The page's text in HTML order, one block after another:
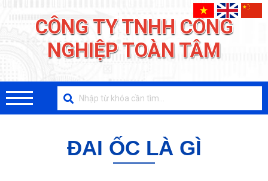
CÔNG TY TNHH CÔNG
NGHIỆP TOÀN TÂM
ĐAI ỐC LÀ GÌ